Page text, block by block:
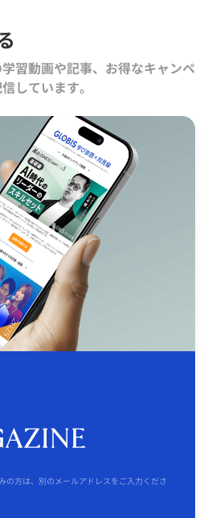
習動画や記事、お得なキャンペ
しています。
の方は、別のメールアドレスをご入力くださ